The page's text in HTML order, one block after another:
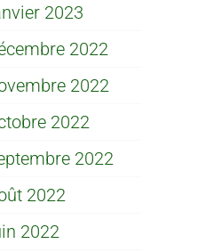
2023
2022
2022
2022
2022
2022
2022